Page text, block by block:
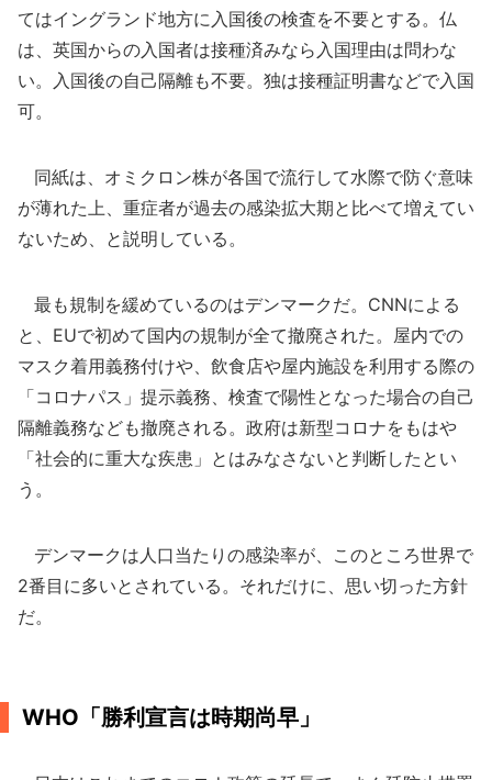
てはイングランド地方に入国後の検査を不要とする。仏
は、英国からの入国者は接種済みなら入国理由は問わな
い。入国後の自己隔離も不要。独は接種証明書などで入国
可。
同紙は、オミクロン株が各国で流行して水際で防ぐ意味
が薄れた上、重症者が過去の感染拡大期と比べて増えてい
ないため、と説明している。
最も規制を緩めているのはデンマークだ。CNNによる
と、EUで初めて国内の規制が全て撤廃された。屋内での
マスク着用義務付けや、飲食店や屋内施設を利用する際の
「コロナパス」提示義務、検査で陽性となった場合の自己
隔離義務なども撤廃される。政府は新型コロナをもはや
「社会的に重大な疾患」とはみなさないと判断したとい
う。
デンマークは人口当たりの感染率が、このところ世界で
2番目に多いとされている。それだけに、思い切った方針
だ。
WHO「勝利宣言は時期尚早」